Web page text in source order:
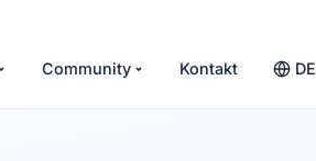
Community Kontakt DE